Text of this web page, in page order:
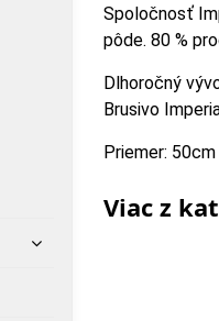
Spoločnosť
pôde. 80 %
Dlhoročný
Brusivo
Priemer:
Viac z